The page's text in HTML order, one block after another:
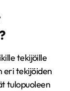
tekijöille
eri tekijöiden
tulopuoleen